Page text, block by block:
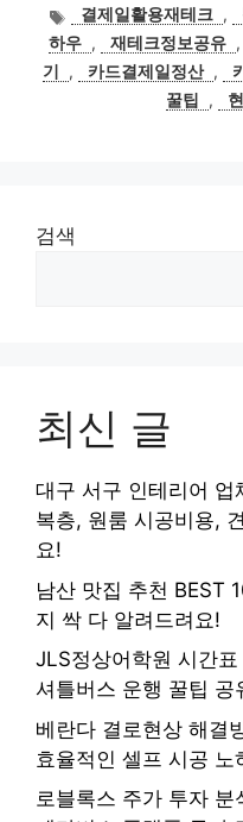
태
그
결제일활용재테크 ,
하우 , 재테크정보공유 ,
기
, 카드결제일정산 ,
꿀팁
,
검색
최신 글
대구 서구 인테리어
복층, 원룸 시공비용,
요!
남산 맛집 추천 BEST
지 싹 다 알려드려요!
JLS정상어학원 시간
셔틀버스 운행 꿀팁 공
베란다 결로현상 해결
효율적인 셀프 시공 노
로블록스 주가 투자